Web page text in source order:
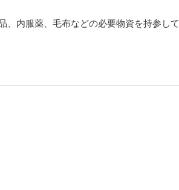
、内服薬、毛布などの必要物資を持参して